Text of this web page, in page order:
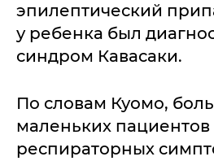
эпилептический
у ребенка был
синдром Кавасаки.
По словам Куомо,
маленьких
респираторных